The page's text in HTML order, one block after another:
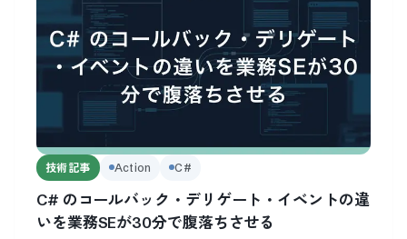
技術記事 Action C#
C# のコールバック・デリゲート・イベントの違
いを業務SEが30分で腹落ちさせる